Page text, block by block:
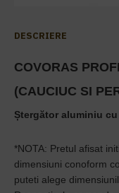
DESCRIERE
COVORAS
(CAUCIUC SI
Ștergător aluminiu
*NOTA: Pretul afisat
dimensiuni conoform
puteti alege